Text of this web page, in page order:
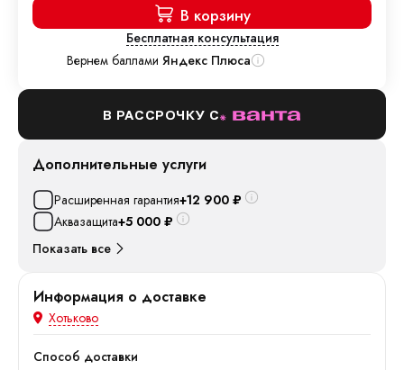
В корзину
Бесплатная консультация
Вернем баллами Яндекс Плюса
В РАССРОЧКУ С
Дополнительные услуги
Расширенная гарантия+12 900 ₽
Аквазащита+5 000 ₽
Показать все
Информация о доставке
Хотьково
Способ доставки